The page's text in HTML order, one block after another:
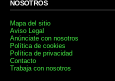
NOSOTROS
Mapa del sitio
Aviso Legal
Anúnciate con nosotros
Política de cookies
Política de privacidad
Contacto
Trabaja con nosotros